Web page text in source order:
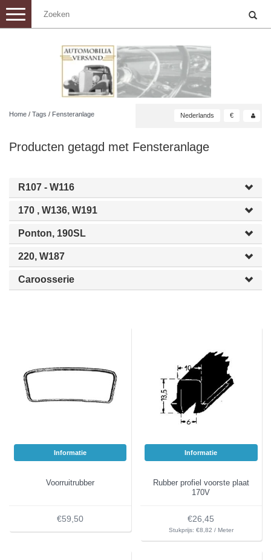
Toggle
navigation
Home / Tags / Fensteranlage Nederlands €
Producten getagd met Fensteranlage
R107 - W116
170 , W136, W191
Ponton, 190SL
220, W187
Caroosserie
Informatie
Voorruitrubber
€59,50
Informatie
Rubber profiel voorste plaat
170V
€26,45
Stukprijs: €8,82 / Meter